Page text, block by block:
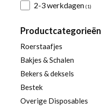
2-3 werkdagen (1)
Productcategorieën
Roerstaafjes
Bakjes & Schalen
Bekers & deksels
Bestek
Overige Disposables